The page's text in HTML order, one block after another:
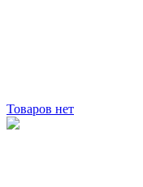
Товаров нет